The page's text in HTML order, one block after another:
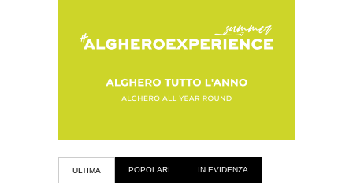
ULTIMA POPOLARI IN EVIDENZA